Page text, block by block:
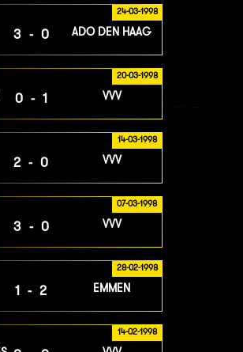
24-03-1998
3-0 ADO DEN HAAG
20-03-1998
0-1 VVV
14-03-1998
2-0 VVV
07-03-1998
3-0 VVV
28-02-1998
1-2 EMMEN
14-02-1998